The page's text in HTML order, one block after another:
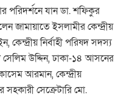
পরিদর্শনে যান ডা. শফিকুর
জামায়াতে ইসলামীর কেন্দ্রীয়
কেন্দ্রীয় নির্বাহী পরিষদ সদস্য
উদ্দিন, ঢাকা-১৪ আসনের
আরমান, কেন্দ্রীয়
সহকারী সেক্রেটারি মো.